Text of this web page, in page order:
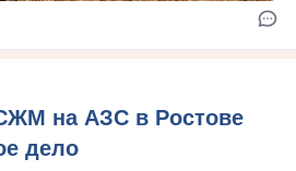
на АЗС в Ростове
дело